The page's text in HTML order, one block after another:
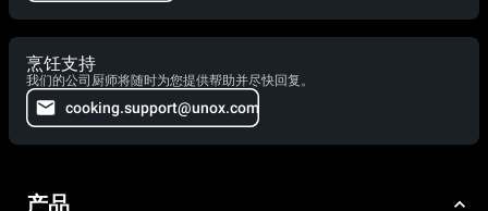
烹饪支持
我们的公司厨师将随时为您提供帮助并尽快回复。
cooking.support@unox.com
产品